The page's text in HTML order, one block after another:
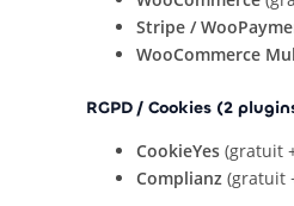
Stripe /
WooCommerce
RGPD / Cookies (2
CookieYes (gratuit
Complianz (gratuit